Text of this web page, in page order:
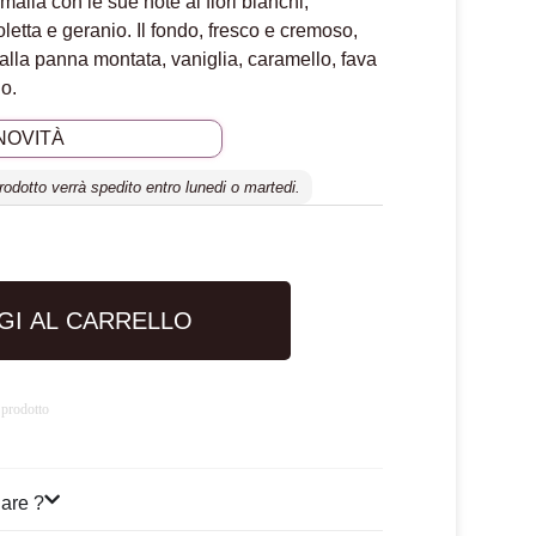
e geranio. Il fondo, fresco e cremoso,
panna montata, vaniglia, caramello, fava
verrà spedito entro lunedi o martedi.
AL CARRELLO
?